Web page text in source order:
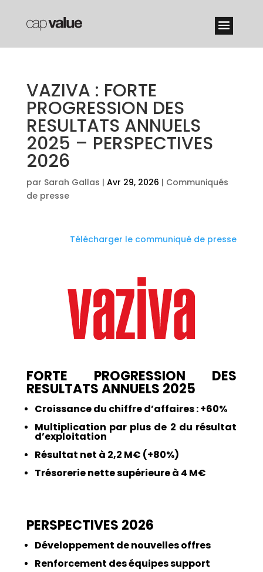
VAZIVA : FORTE
PROGRESSION DES
RESULTATS ANNUELS
2025 – PERSPECTIVES
2026
par Sarah Gallas | Avr 29, 2026 | Communiqués
de presse
Télécharger le communiqué de presse
FORTE PROGRESSION DES
RESULTATS ANNUELS 2025
Croissance du chiffre d’affaires : +60%
Multiplication par plus de 2 du résultat
d’exploitation
Résultat net à 2,2 M€ (+80%)
Trésorerie nette supérieure à 4 M€
PERSPECTIVES 2026
Développement de nouvelles offres
Renforcement des équipes support